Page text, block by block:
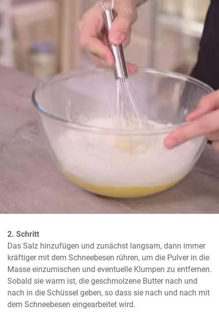
2. Schritt
Das Salz hinzufügen und zunächst langsam, dann immer
kräftiger mit dem Schneebesen rühren, um die Pulver in die
Masse einzumischen und eventuelle Klumpen zu entfernen.
Sobald sie warm ist, die geschmolzene Butter nach und
nach in die Schüssel geben, so dass sie nach und nach mit
dem Schneebesen eingearbeitet wird.